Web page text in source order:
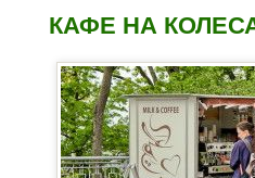
КАФЕ НА